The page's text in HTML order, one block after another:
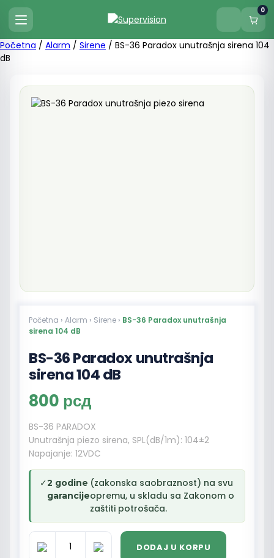
0
Početna / Alarm / Sirene / BS-36 Paradox unutrašnja sirena 104
dB
Početna › Alarm › Sirene › BS-36 Paradox unutrašnja
sirena 104 dB
BS-36 Paradox unutrašnja
sirena 104 dB
800 рсд
BS-36 PARADOX
Unutrašnja piezo sirena, SPL(dB/1m): 104±2
Napajanje: 12VDC
✓2 godine
garancije
(zakonska saobraznost) na svu
opremu, u skladu sa Zakonom o
zaštiti potrošača.
DODAJ U KORPU